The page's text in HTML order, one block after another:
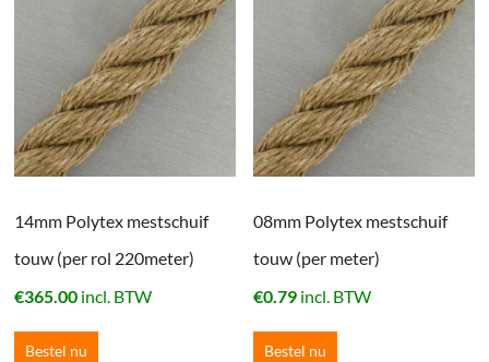
14mm Polytex mestschuif
touw (per rol 220meter)
€365.00 incl. BTW
Bestel nu
08mm Polytex mestschuif
touw (per meter)
€0.79 incl. BTW
Bestel nu